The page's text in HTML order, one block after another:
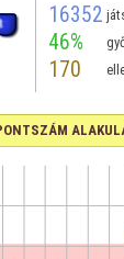
16352
46%
170